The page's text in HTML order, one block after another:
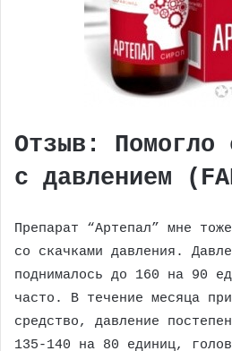
Отзыв: Помогло
с давлением
Препарат “Артепал” мне
со скачками давления.
поднималось до 160 на 90
часто. В течение месяца
средство, давление
135-140 на 80 единиц,